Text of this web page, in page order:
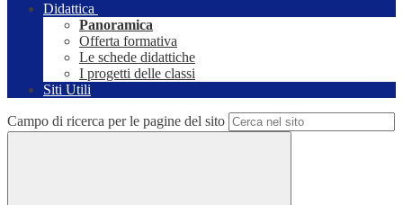
Didattica
Panoramica
Offerta formativa
Le schede didattiche
I progetti delle classi
Siti Utili
Campo di ricerca per le pagine del sito